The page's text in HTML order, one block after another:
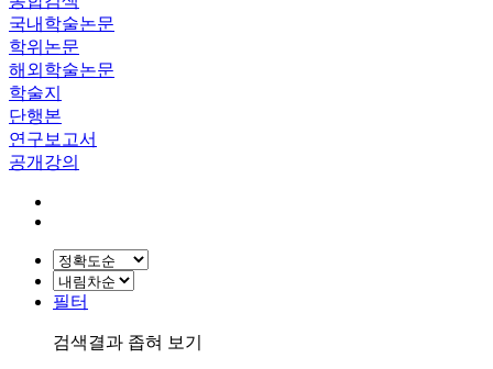
국내학술논문
학위논문
해외학술논문
학술지
단행본
연구보고서
공개강의
필터
검색결과 좁혀 보기